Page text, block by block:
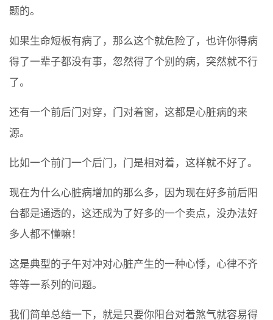
题的。
如果生命短板有病了，那么这个就危险了，也许你得病
得了一辈子都没有事，忽然得了个别的病，突然就不行
了。
还有一个前后门对穿，门对着窗，这都是心脏病的来
源。
比如一个前门一个后门，门是相对着，这样就不好了。
现在为什么心脏病增加的那么多，因为现在好多前后阳
台都是通透的，这还成为了好多的一个卖点，没办法好
多人都不懂嘛！
这是典型的子午对冲对心脏产生的一种心悸，心律不齐
等等一系列的问题。
我们简单总结一下，就是只要你阳台对着煞气就容易得